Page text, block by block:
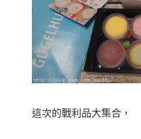
這次的戰利品大集合，